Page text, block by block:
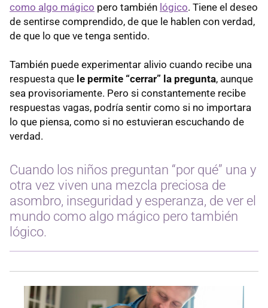
como algo mágico pero también lógico. Tiene el deseo
de sentirse comprendido, de que le hablen con verdad,
de que lo que ve tenga sentido.
También puede experimentar alivio cuando recibe una
respuesta que le permite “cerrar” la pregunta, aunque
sea provisoriamente. Pero si constantemente recibe
respuestas vagas, podría sentir como si no importara
lo que piensa, como si no estuvieran escuchando de
verdad.
Cuando los niños preguntan “por qué” una y
otra vez viven una mezcla preciosa de
asombro, inseguridad y esperanza, de ver el
mundo como algo mágico pero también
lógico.